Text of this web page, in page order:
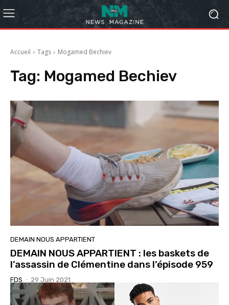
Accueil Tags Mogamed Bechiev
Tag: Mogamed Bechiev
DEMAIN NOUS APPARTIENT
DEMAIN NOUS APPARTIENT : les baskets de
l’assassin de Clémentine dans l’épisode 959
FDS - 29 Juin 2021